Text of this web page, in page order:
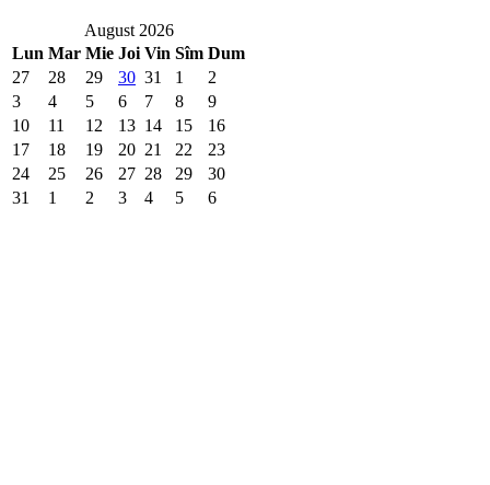
August 2026
Lun Mar Mie Joi Vin Sîm Dum
27
28 29 30 31 1
2
3
4 5 6 7 8
9
10
11 12 13 14 15
16
17
18 19 20 21 22
23
24
25 26 27 28 29
30
31
1 2 3 4 5 6